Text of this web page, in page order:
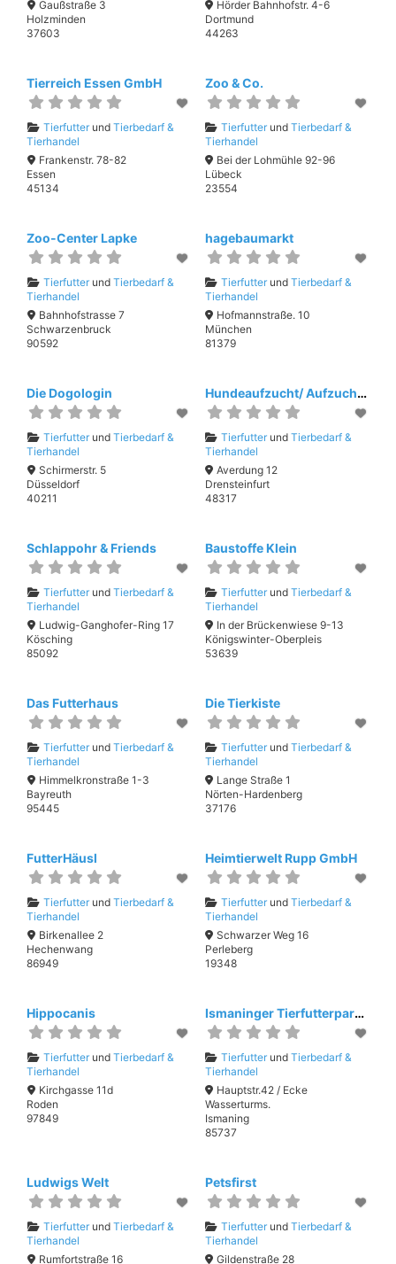
Gaußstraße 3
Holzminden
37603
Hörder Bahnhofstr. 4-6
Dortmund
44263
Tierreich Essen GmbH
Tierfutterund Tierbedarf &
Tierhandel
Frankenstr. 78-82
Essen
45134
Zoo & Co.
Tierfutter undTierbedarf &
Tierhandel
Bei der Lohmühle 92-96
Lübeck
23554
Zoo-Center Lapke
Tierfutterund Tierbedarf &
Tierhandel
Bahnhofstrasse 7
Schwarzenbruck
90592
hagebaumarkt
Tierfutter undTierbedarf &
Tierhandel
Hofmannstraße. 10
München
81379
Die Dogologin
Tierfutterund Tierbedarf &
Tierhandel
Schirmerstr. 5
Düsseldorf
40211
Hundeaufzucht/ Aufzucht/ Ernährung aus Zauberhand
Tierfutter undTierbedarf &
Tierhandel
Averdung 12
Drensteinfurt
48317
Schlappohr & Friends
Tierfutterund Tierbedarf &
Tierhandel
Ludwig-Ganghofer-Ring 17
Kösching
85092
Baustoffe Klein
Tierfutter undTierbedarf &
Tierhandel
In der Brückenwiese 9-13
Königswinter-Oberpleis
53639
Das Futterhaus
Tierfutterund Tierbedarf &
Tierhandel
Himmelkronstraße 1-3
Bayreuth
95445
Die Tierkiste
Tierfutter undTierbedarf &
Tierhandel
Lange Straße 1
Nörten-Hardenberg
37176
FutterHäusl
Tierfutterund Tierbedarf &
Tierhandel
Birkenallee 2
Hechenwang
86949
Heimtierwelt Rupp GmbH
Tierfutter undTierbedarf &
Tierhandel
Schwarzer Weg 16
Perleberg
19348
Hippocanis
Tierfutterund Tierbedarf &
Tierhandel
Kirchgasse 11d
Roden
97849
Ismaninger Tierfutterparadies
Tierfutter undTierbedarf &
Tierhandel
Hauptstr.42 / Ecke
Wasserturms.
Ismaning
85737
Ludwigs Welt
Tierfutterund Tierbedarf &
Tierhandel
Rumfortstraße 16
Petsfirst
Tierfutter undTierbedarf &
Tierhandel
Gildenstraße 28